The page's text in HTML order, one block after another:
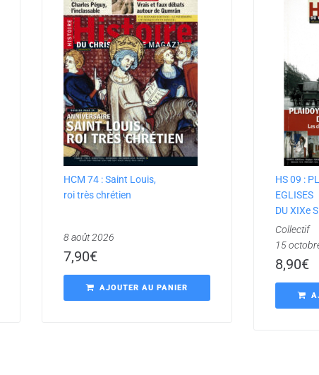
HCM 74 : Saint Louis,
roi très chrétien
8 août 2026
7,90€
AJOUTER AU PANIER
HS 09 :
EGLISES
DU XIXe
Collectif
15
8,90€